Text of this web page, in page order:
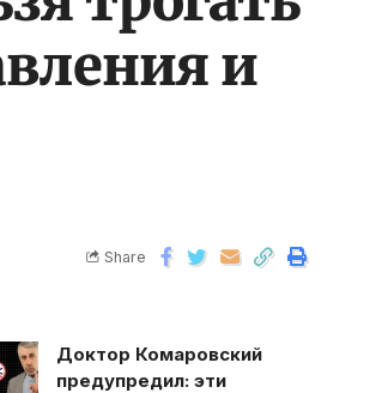
и
Share
Доктор Комаровский
предупредил: эти